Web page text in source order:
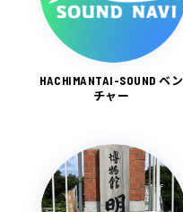
HACHIMANTAI-SOUND ベン
チャー